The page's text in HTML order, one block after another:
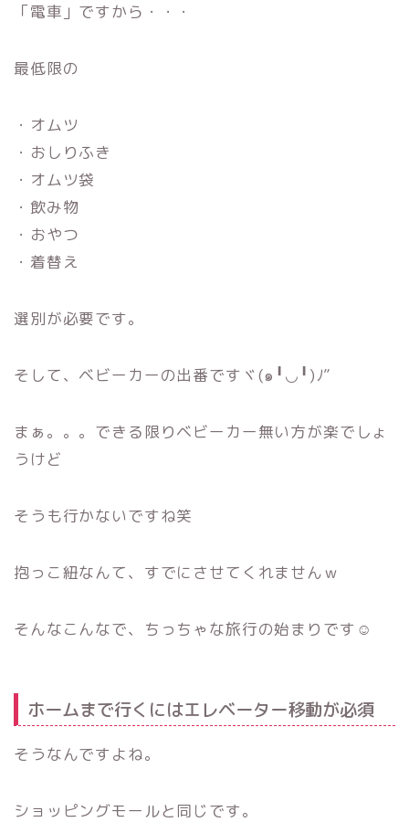
「電車」ですから・・・
最低限の
・オムツ
・おしりふき
・オムツ袋
・飲み物
・おやつ
・着替え
選別が必要です。
そして、ベビーカーの出番ですヾ(๑╹◡╹)ﾉ”
まぁ。。。できる限りベビーカー無い方が楽でしょ
うけど
そうも行かないですね笑
抱っこ紐なんて、すでにさせてくれませんｗ
そんなこんなで、ちっちゃな旅行の始まりです☺
ホームまで行くにはエレベーター移動が必須
そうなんですよね。
ショッピングモールと同じです。